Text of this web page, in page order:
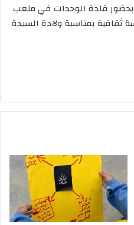
بحضور قادة الوحدات في ملعب
ثقافية بمناسبة ولادة السيدة